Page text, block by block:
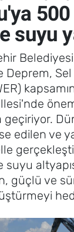
suyu
Belediyesi
Sel
geçiriyor.
edilen ve
güçlü ve